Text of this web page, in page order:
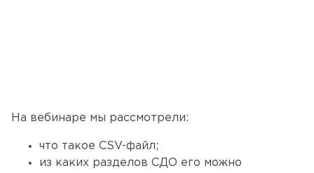
На вебинаре мы рассмотрели:
что такое CSV-файл;
из каких разделов СДО его можно